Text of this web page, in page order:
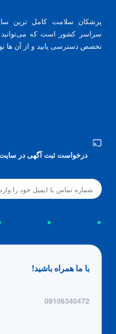
پزشکان سلامت کامل ترین
سراسر کشور است که
تخصص دسترسی یابید و از آن ها
درخواست ثبت آگهی در سایت
با ما همراه باشید!
09106340472